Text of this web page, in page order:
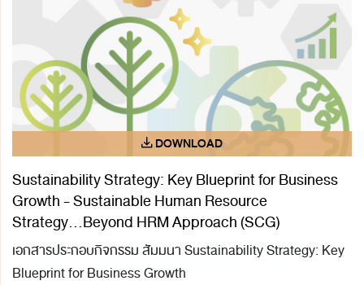
Sustainability Strategy: Key Blueprint for Business
Growth - Sustainable Human Resource
Strategy...Beyond HRM Approach (SCG)
เอกสารประกอบกิจกรรม สัมมนา Sustainability Strategy: Key
Blueprint for Business Growth